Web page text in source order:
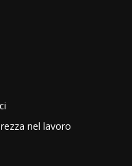
nel lavoro